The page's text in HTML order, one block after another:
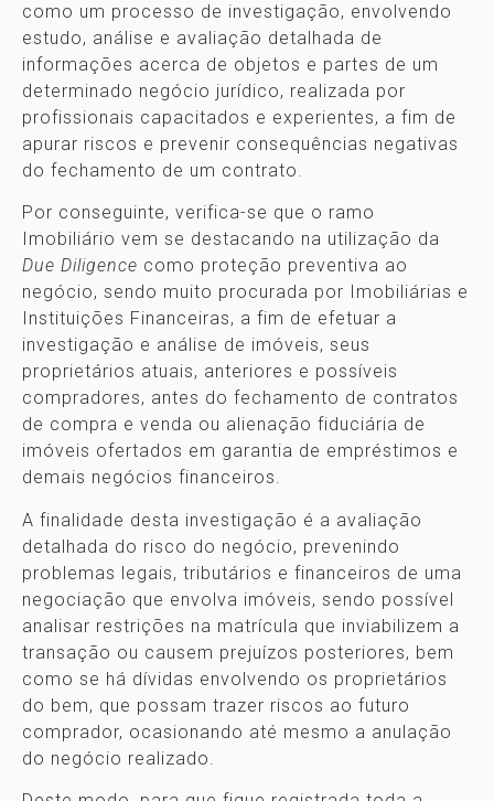
como um processo de investigação, envolvendo
estudo, análise e avaliação detalhada de
informações acerca de objetos e partes de um
determinado negócio jurídico, realizada por
profissionais capacitados e experientes, a fim de
apurar riscos e prevenir consequências negativas
do fechamento de um contrato.
Por conseguinte, verifica-se que o ramo
Imobiliário vem se destacando na utilização da
Due Diligence como proteção preventiva ao
negócio, sendo muito procurada por Imobiliárias e
Instituições Financeiras, a fim de efetuar a
investigação e análise de imóveis, seus
proprietários atuais, anteriores e possíveis
compradores, antes do fechamento de contratos
de compra e venda ou alienação fiduciária de
imóveis ofertados em garantia de empréstimos e
demais negócios financeiros.
A finalidade desta investigação é a avaliação
detalhada do risco do negócio, prevenindo
problemas legais, tributários e financeiros de uma
negociação que envolva imóveis, sendo possível
analisar restrições na matrícula que inviabilizem a
transação ou causem prejuízos posteriores, bem
como se há dívidas envolvendo os proprietários
do bem, que possam trazer riscos ao futuro
comprador, ocasionando até mesmo a anulação
do negócio realizado.